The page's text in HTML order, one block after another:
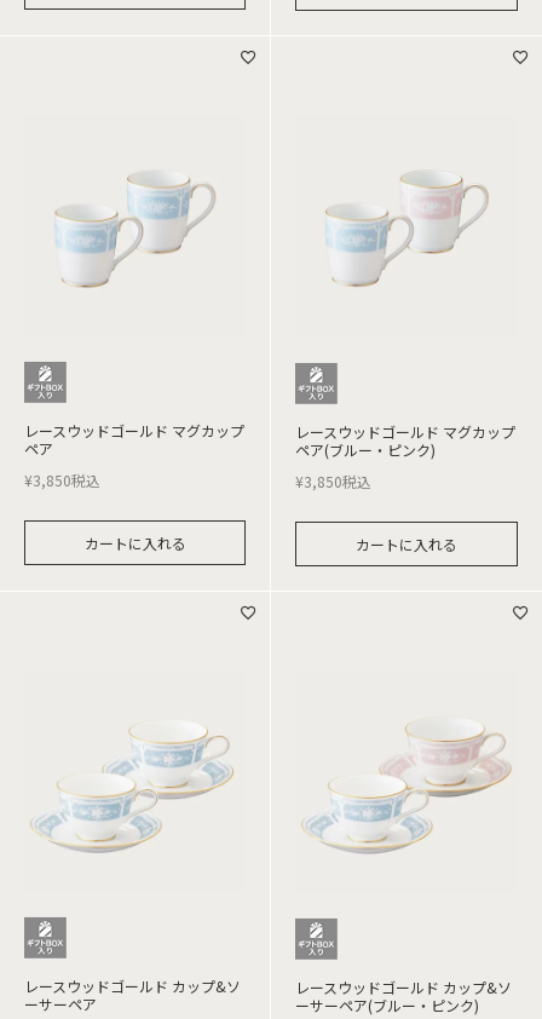
レースウッドゴールド マグカップ
ペア
¥3,850税込
カートに入れる
レースウッドゴールド マグカップ
ペア(ブルー・ピンク)
¥3,850税込
カートに入れる
レースウッドゴールド カップ&ソ
ーサーペア
レースウッドゴールド カップ&ソ
ーサーペア(ブルー・ピンク)